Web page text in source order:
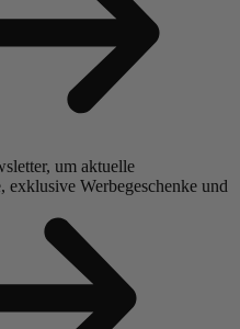
um aktuelle
exklusive Werbegeschenke und